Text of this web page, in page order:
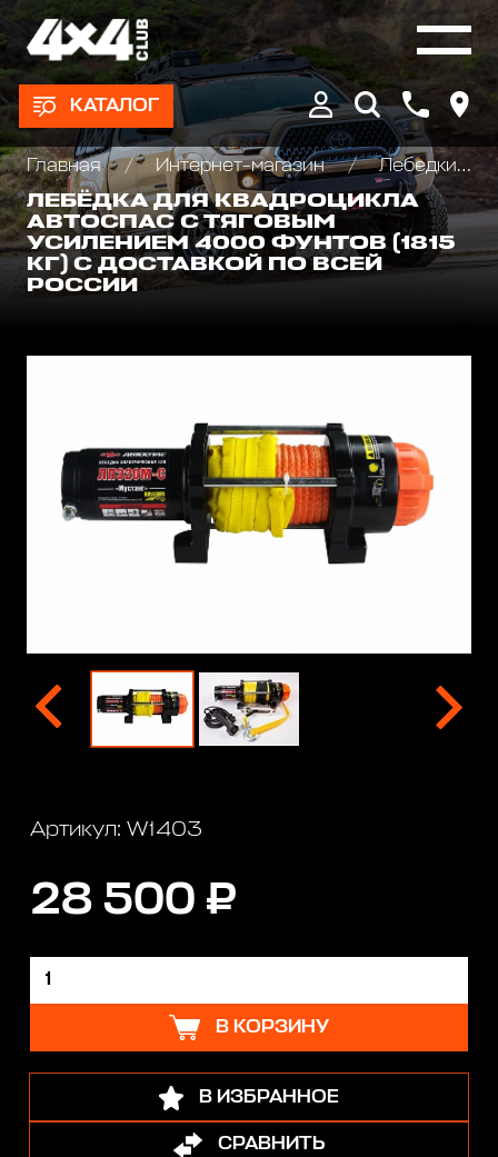
КАТАЛОГ
Главная Интернет-магазин
Лебедки автомобильные, для квадроциклов и эвакуаторов
ЛЕБЁДКА ДЛЯ КВАДРОЦИКЛА
АВТОСПАС С ТЯГОВЫМ
УСИЛЕНИЕМ 4000 ФУНТОВ (1815
КГ) С ДОСТАВКОЙ ПО ВСЕЙ
РОССИИ
Артикул: W1403
28 500 ₽
В КОРЗИНУ
В ИЗБРАННОЕ
СРАВНИТЬ